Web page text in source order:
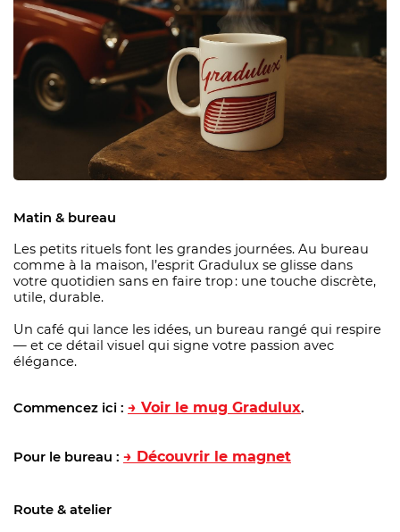
Matin & bureau
Les petits rituels font les grandes journées. Au bureau
comme à la maison, l’esprit Gradulux se glisse dans
votre quotidien sans en faire trop : une touche discrète,
utile, durable.
Un café qui lance les idées, un bureau rangé qui respire
— et ce détail visuel qui signe votre passion avec
élégance.
Commencez ici : → Voir le mug Gradulux.
Pour le bureau : → Découvrir le magnet
Route & atelier